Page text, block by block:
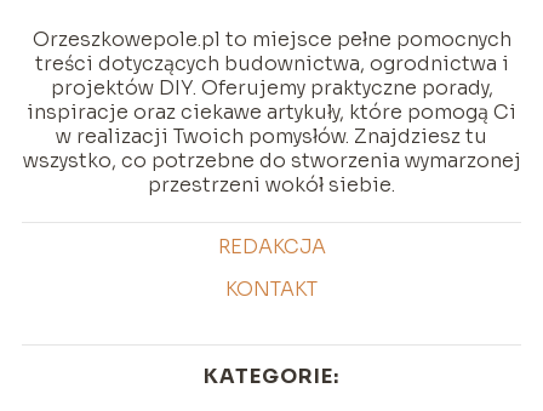
Orzeszkowepole.pl to miejsce pełne pomocnych
treści dotyczących budownictwa, ogrodnictwa i
projektów DIY. Oferujemy praktyczne porady,
inspiracje oraz ciekawe artykuły, które pomogą Ci
w realizacji Twoich pomysłów. Znajdziesz tu
wszystko, co potrzebne do stworzenia wymarzonej
przestrzeni wokół siebie.
REDAKCJA
KONTAKT
KATEGORIE: